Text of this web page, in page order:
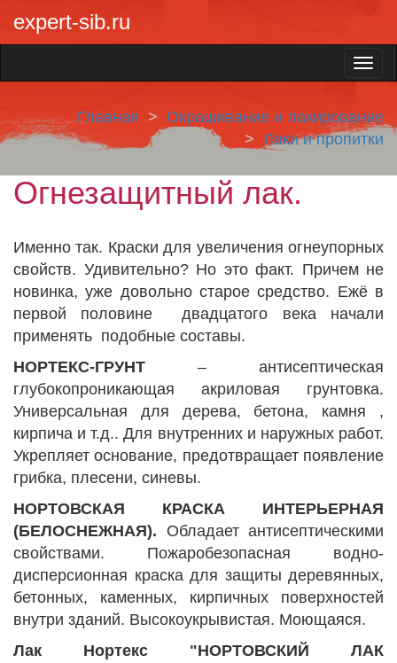
expert-sib.ru
Главная
Окрашивание и лакирование
Лаки и пропитки
Огнезащитный лак.
Именно так. Краски для увеличения огнеупорных
свойств. Удивительно? Но это факт. Причем не
новинка, уже довольно старое средство. Ежё в
первой половине двадцатого века начали
применять подобные составы.
НОРТЕКС-ГРУНТ – антисептическая
глубокопроникающая акриловая грунтовка.
Универсальная для дерева, бетона, камня ,
кирпича и т.д.. Для внутренних и наружных работ.
Укрепляет основание, предотвращает появление
грибка, плесени, синевы.
НОРТОВСКАЯ КРАСКА ИНТЕРЬЕРНАЯ
(БЕЛОСНЕЖНАЯ). Обладает антисептическими
свойствами. Пожаробезопасная водно-
дисперсионная краска для защиты деревянных,
бетонных, каменных, кирпичных поверхностей
внутри зданий. Высокоукрывистая. Моющаяся.
Лак Нортекс "НОРТОВСКИЙ ЛАК